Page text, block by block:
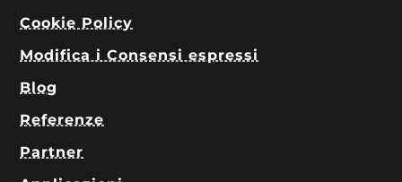
Cookie Policy
Modifica i Consensi espressi
Blog
Referenze
Partner